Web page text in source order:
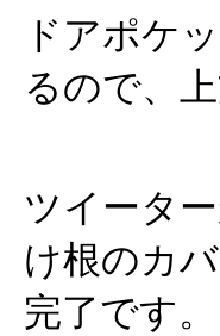
ドアポケ
るので、
ツイータ
け根のカ
完了です。